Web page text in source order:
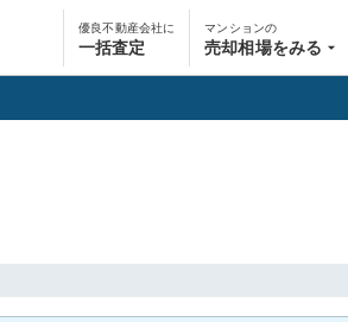
優良不動産会社に
一括査定
マンションの
売却相場をみる